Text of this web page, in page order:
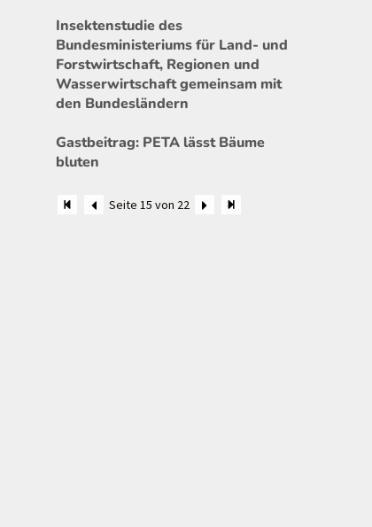
Insektenstudie des
Bundesministeriums für Land- und
Forstwirtschaft, Regionen und
Wasserwirtschaft gemeinsam mit
den Bundesländern
Gastbeitrag: PETA lässt Bäume
bluten
Seite 15 von 22